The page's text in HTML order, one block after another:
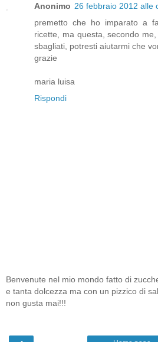
Anonimo 26 febbraio 2012 alle
premetto che ho imparato a
ricette, ma questa, secondo
sbagliati, potresti aiutarmi che
grazie
maria luisa
Rispondi
Benvenute nel mio mondo fatto di
e tanta dolcezza ma con un pizzico di
non gusta mai!!!